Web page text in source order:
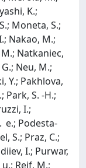
K.;
Moneta, S.;
Nakao, M.;
Natkaniec,
Neu, M.;
Y.; Pakhlova,
Park, S. -H.;
I.;
e.; Podesta-
S.; Praz, C.;
I.; Purwar,
Reif, M.;